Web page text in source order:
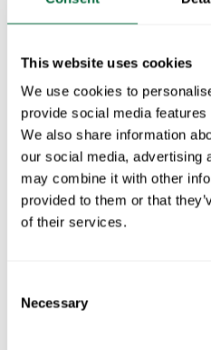
This website uses cookies
We use cookies to
provide social media
We also share information
our social media, advertising
may combine it with other
provided to them or that
of their services.
Selection
Necessary